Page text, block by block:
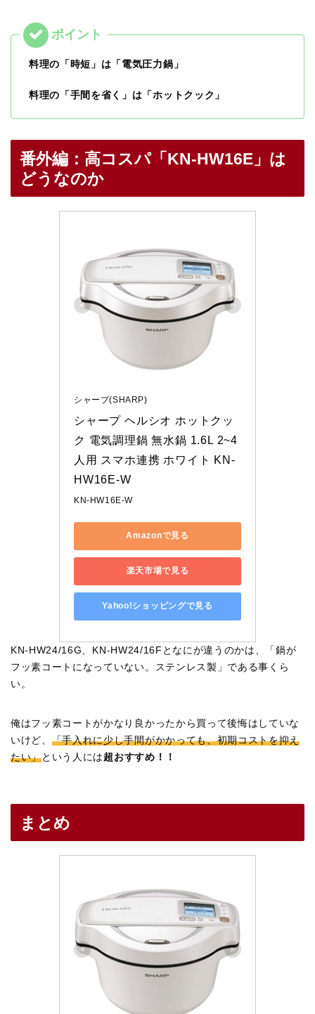
料理の「時短」は「電気圧力鍋」
料理の「手間を省く」は「ホットクック」
番外編：高コスパ「KN-HW16E」は
どうなのか
シャープ(SHARP)
シャープ ヘルシオ ホットクッ
ク 電気調理鍋 無水鍋 1.6L 2~4
人用 スマホ連携 ホワイト KN-
HW16E-W
KN-HW16E-W
Amazonで見る
楽天市場で見る
Yahoo!ショッピングで見る
KN-HW24/16G、KN-HW24/16Fとなにが違うのかは、「鍋が
フッ素コートになっていない。ステンレス製」である事くら
い。
俺はフッ素コートがかなり良かったから買って後悔はしていな
いけど、 「手入れに少し手間がかかっても、初期コストを抑え
たい」という人には 超おすすめ！！
まとめ